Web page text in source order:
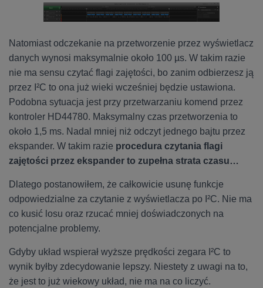
Natomiast odczekanie na przetworzenie przez wyświetlacz
danych wynosi maksymalnie około 100 µs. W takim razie
nie ma sensu czytać flagi zajętości, bo zanim odbierzesz ją
przez I²C to ona już wieki wcześniej będzie ustawiona.
Podobna sytuacja jest przy przetwarzaniu komend przez
kontroler HD44780. Maksymalny czas przetworzenia to
około 1,5 ms. Nadal mniej niż odczyt jednego bajtu przez
ekspander. W takim razie procedura czytania flagi
zajętości przez ekspander to zupełna strata czasu…
Dlatego postanowiłem, że całkowicie usunę funkcje
odpowiedzialne za czytanie z wyświetlacza po I²C. Nie ma
co kusić losu oraz rzucać mniej doświadczonych na
potencjalne problemy.
Gdyby układ wspierał wyższe prędkości zegara I²C to
wynik byłby zdecydowanie lepszy. Niestety z uwagi na to,
że jest to już wiekowy układ, nie ma na co liczyć.